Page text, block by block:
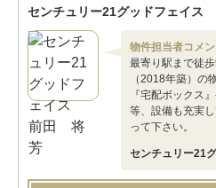
センチュリー21グッドフェイス
物件担当者コメン
最寄り駅まで徒
（2018年築）の
『宅配ボックス
等、設備も充実
って下さい。
センチュリー21